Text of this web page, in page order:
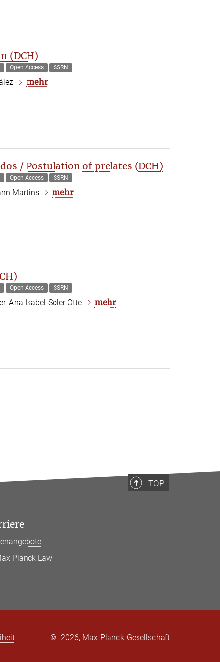
(DCH)
Open Access SSRN
mehr
/ Postulation of prelates (DCH)
Open Access SSRN
Martins mehr
Open Access SSRN
Ana Isabel Soler Otte mehr
TOP
Planck Law
© 2026, Max-Planck-Gesellschaft